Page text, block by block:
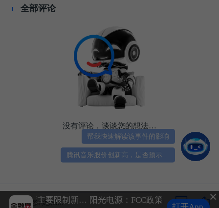
全部评论
没有评论，谈谈您的想法…
谈谈您的想法...
帮我快速解读该事件的影响
腾讯音乐股价创新高，是否预示行业估值修复？
阳光电源：FCC政策主要限制新产品认证 公司目前在美销售的光伏逆变器、储能系统不受影响 阳光电源：FCC政策主要限制新产品认证 公司目前在美销售的光伏逆变器、储能系统不受影响